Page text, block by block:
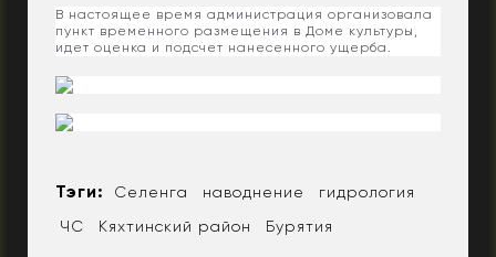
В настоящее время администрация организовала
пункт временного размещения в Доме культуры,
идет оценка и подсчет нанесенного ущерба.
Тэги: Селенга наводнение
гидрология
ЧС
Кяхтинский район Бурятия